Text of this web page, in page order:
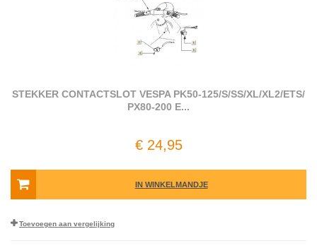
STEKKER CONTACTSLOT VESPA PK50-125/​S/​SS/​XL/​XL2/​ETS/​
PX80-200 E...
€ 24,95
IN WINKELMANDJE
Toevoegen aan vergelijking